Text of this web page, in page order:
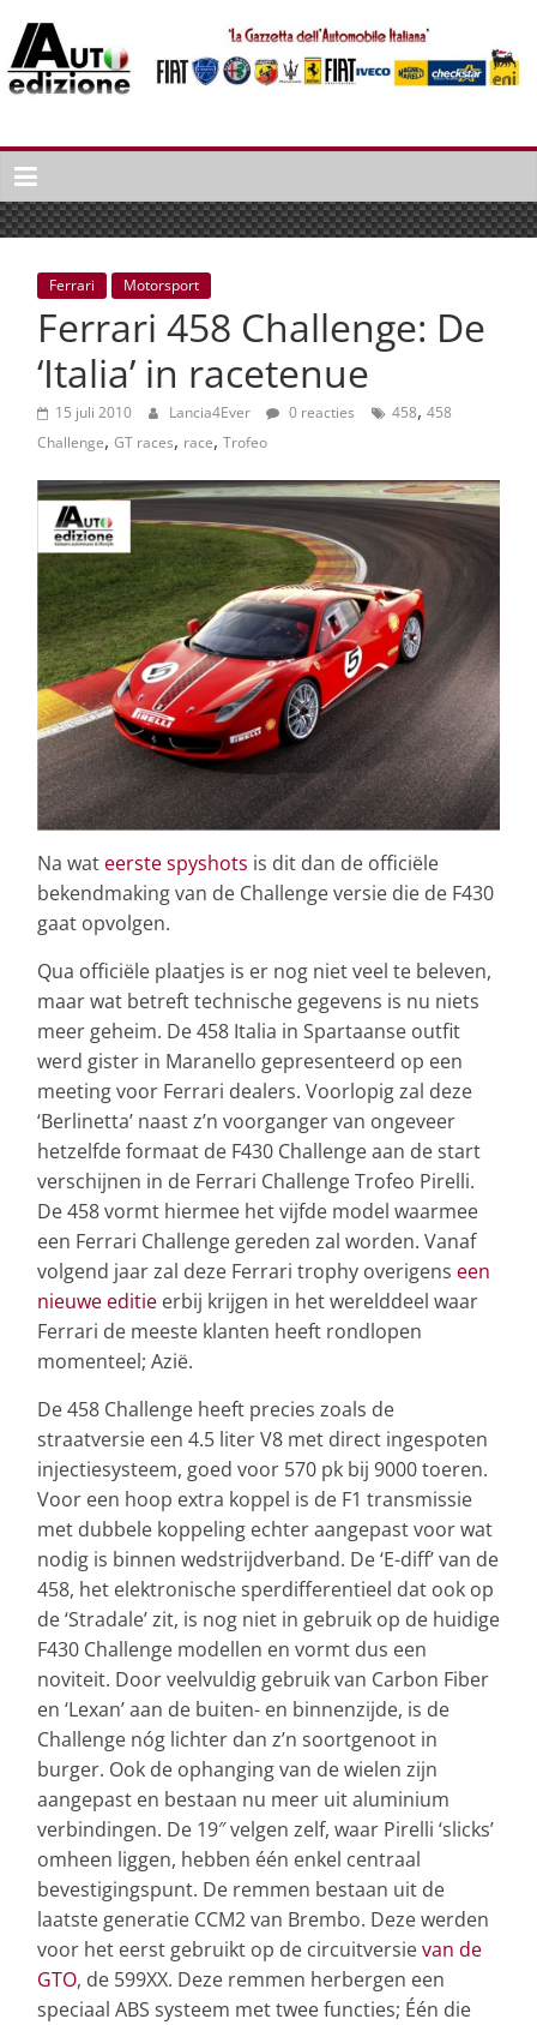
naar
inhoud
Auto
Edizione
La
Gazetta
dell'Automobile
Italiana
Italiaans
autonieuws
lifestyle
Ferrari Motorsport
Ferrari 458 Challenge: De
‘Italia’ in racetenue
15 juli 2010 Lancia4Ever 0 reacties 458, 458
Challenge, GT races, race, Trofeo
Na wat eerste spyshots is dit dan de officiële
bekendmaking van de Challenge versie die de F430
gaat opvolgen.
Qua officiële plaatjes is er nog niet veel te beleven,
maar wat betreft technische gegevens is nu niets
meer geheim. De 458 Italia in Spartaanse outfit
werd gister in Maranello gepresenteerd op een
meeting voor Ferrari dealers. Voorlopig zal deze
‘Berlinetta’ naast z’n voorganger van ongeveer
hetzelfde formaat de F430 Challenge aan de start
verschijnen in de Ferrari Challenge Trofeo Pirelli.
De 458 vormt hiermee het vijfde model waarmee
een Ferrari Challenge gereden zal worden. Vanaf
volgend jaar zal deze Ferrari trophy overigens een
nieuwe editie erbij krijgen in het werelddeel waar
Ferrari de meeste klanten heeft rondlopen
momenteel; Azië.
De 458 Challenge heeft precies zoals de
straatversie een 4.5 liter V8 met direct ingespoten
injectiesysteem, goed voor 570 pk bij 9000 toeren.
Voor een hoop extra koppel is de F1 transmissie
met dubbele koppeling echter aangepast voor wat
nodig is binnen wedstrijdverband. De ‘E-diff’ van de
458, het elektronische sperdifferentieel dat ook op
de ‘Stradale’ zit, is nog niet in gebruik op de huidige
F430 Challenge modellen en vormt dus een
noviteit. Door veelvuldig gebruik van Carbon Fiber
en ‘Lexan’ aan de buiten- en binnenzijde, is de
Challenge nóg lichter dan z’n soortgenoot in
burger. Ook de ophanging van de wielen zijn
aangepast en bestaan nu meer uit aluminium
verbindingen. De 19″ velgen zelf, waar Pirelli ‘slicks’
omheen liggen, hebben één enkel centraal
bevestigingspunt. De remmen bestaan uit de
laatste generatie CCM2 van Brembo. Deze werden
voor het eerst gebruikt op de circuitversievan de
GTO, de 599XX. Deze remmen herbergen een
speciaal ABS systeem met twee functies; Één die